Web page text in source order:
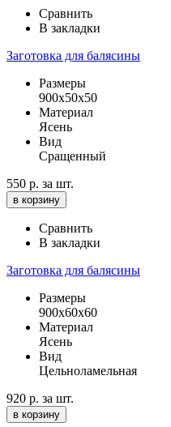
Сравнить
В закладки
Заготовка для балясины
Размеры
900х50х50
Материал
Ясень
Вид
Сращенный
550 р. за шт.
в корзину
Сравнить
В закладки
Заготовка для балясины
Размеры
900х60х60
Материал
Ясень
Вид
Цельноламельная
920 р. за шт.
в корзину